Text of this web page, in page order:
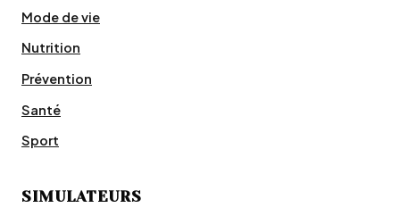
Mode de vie
Nutrition
Prévention
Santé
Sport
SIMULATEURS